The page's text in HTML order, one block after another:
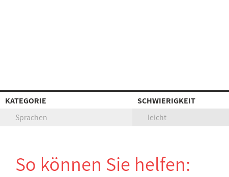
KATEGORIE SCHWIERIGKEIT
Sprachen
leicht
So können Sie helfen: